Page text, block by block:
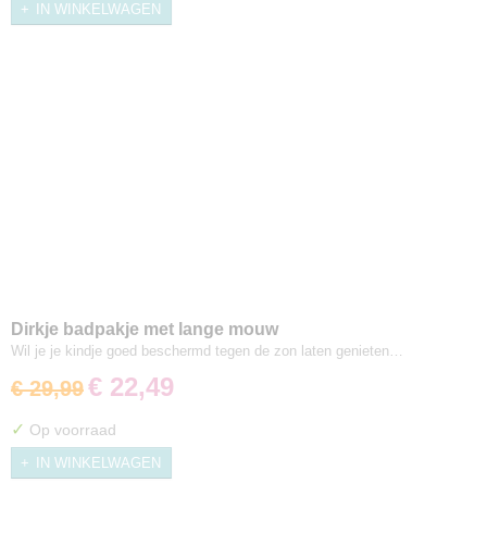
IN WINKELWAGEN
Dirkje badpakje met lange mouw
Wil je je kindje goed beschermd tegen de zon laten genieten…
€ 29,99€ 22,49
✓ Op voorraad
IN WINKELWAGEN